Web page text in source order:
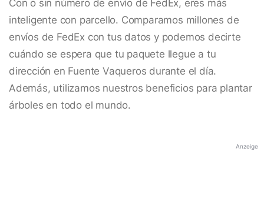
Con o sin número de envío de FedEx, eres más
inteligente con parcello. Comparamos millones de
envíos de FedEx con tus datos y podemos decirte
cuándo se espera que tu paquete llegue a tu
dirección en Fuente Vaqueros durante el día.
Además, utilizamos nuestros beneficios para plantar
árboles en todo el mundo.
Anzeige